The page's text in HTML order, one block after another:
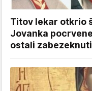
Titov lekar otkrio
Jovanka
ostali zabezeknuti